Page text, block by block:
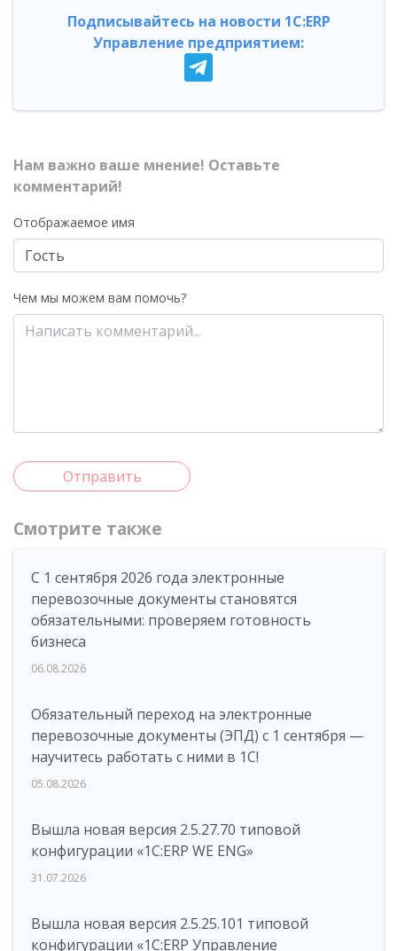
Подписывайтесь на новости 1С:ERP
Управление предприятием:
Нам важно ваше мнение! Оставьте
комментарий!
Отображаемое имя
Чем мы можем вам помочь?
Отправить
Смотрите также
С 1 сентября 2026 года электронные
перевозочные документы становятся
обязательными: проверяем готовность
бизнеса
06.08.2026
Обязательный переход на электронные
перевозочные документы (ЭПД) с 1 сентября —
научитесь работать с ними в 1С!
05.08.2026
Вышла новая версия 2.5.27.70 типовой
конфигурации «1С:ERP WE ENG»
31.07.2026
Вышла новая версия 2.5.25.101 типовой
конфигурации «1С:ERP Управление